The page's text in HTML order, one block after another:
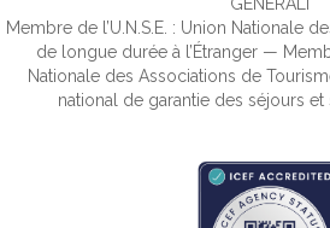
Membre de l’U.N.S.E. : Union Nationale
de longue durée à l’Étranger —
Nationale des Associations de
national de garantie des séjours